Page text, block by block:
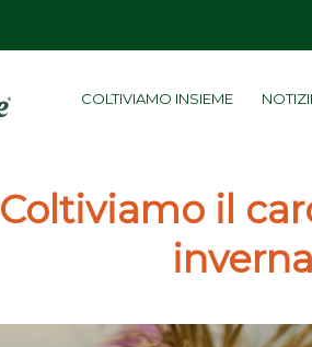
COLTIVIAMO INSIEME
Coltiviamo il